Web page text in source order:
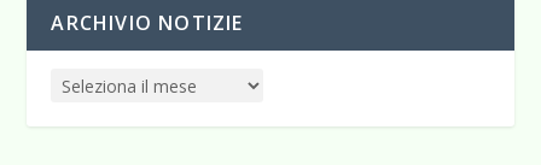
ARCHIVIO NOTIZIE